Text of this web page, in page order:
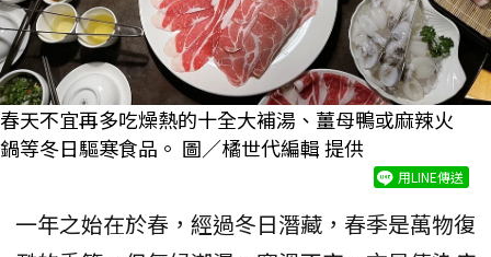
春天不宜再多吃燥熱的十全大補湯、薑母鴨或麻辣火
鍋等冬日驅寒食品。 圖／橘世代編輯 提供
用LINE傳送
一年之始在於春，經過冬日潛藏，春季是萬物復